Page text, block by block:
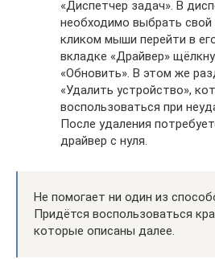
«Диспетчер задач». В
необходимо выбрать
кликом мыши перейти в
вкладке «Драйвер»
«Обновить». В этом же
«Удалить устройство»,
воспользоваться при
После удаления
драйвер с нуля.
Не помогает ни один из
Придётся воспользоваться
которые описаны далее.